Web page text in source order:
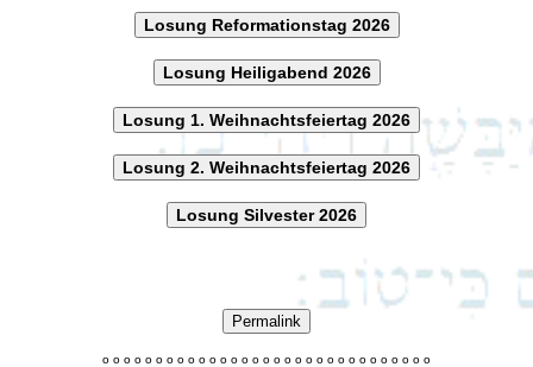
Losung Reformationstag 2026
Losung Heiligabend 2026
Losung 1. Weihnachtsfeiertag 2026
Losung 2. Weihnachtsfeiertag 2026
Losung Silvester 2026
Permalink
o o o o o o o o o o o o o o o o o o o o o o o o o o o o o o o